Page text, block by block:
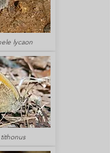
lycaon